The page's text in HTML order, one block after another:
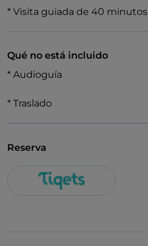
* Visita guiada de 40 minutos
Qué no está incluido
* Audioguía
* Traslado
Reserva